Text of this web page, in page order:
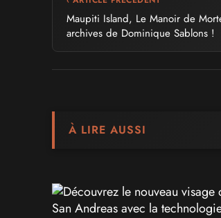
Maupiti Island, Le Manoir de
archives de Dominique Sablons !
À LIRE AUSSI